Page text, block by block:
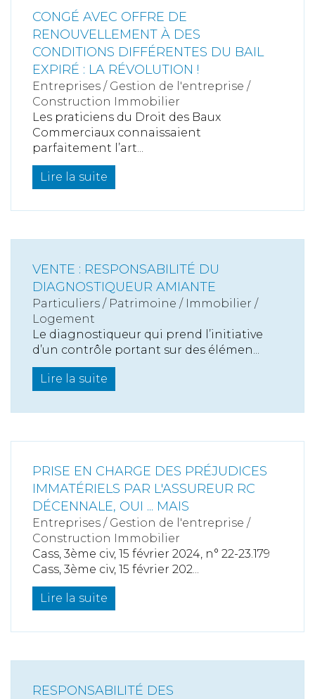
CONGÉ AVEC OFFRE DE
RENOUVELLEMENT À DES
CONDITIONS DIFFÉRENTES DU BAIL
EXPIRÉ : LA RÉVOLUTION !
Entreprises / Gestion de l'entreprise /
Construction Immobilier
Les praticiens du Droit des Baux
Commerciaux connaissaient
parfaitement l’art...
Lire la suite
VENTE : RESPONSABILITÉ DU
DIAGNOSTIQUEUR AMIANTE
Particuliers / Patrimoine / Immobilier /
Logement
Le diagnostiqueur qui prend l’initiative
d’un contrôle portant sur des élémen...
Lire la suite
PRISE EN CHARGE DES PRÉJUDICES
IMMATÉRIELS PAR L'ASSUREUR RC
DÉCENNALE, OUI ... MAIS
Entreprises / Gestion de l'entreprise /
Construction Immobilier
Cass, 3ème civ, 15 février 2024, n° 22-23.179
Cass, 3ème civ, 15 février 202...
Lire la suite
RESPONSABILITÉ DES